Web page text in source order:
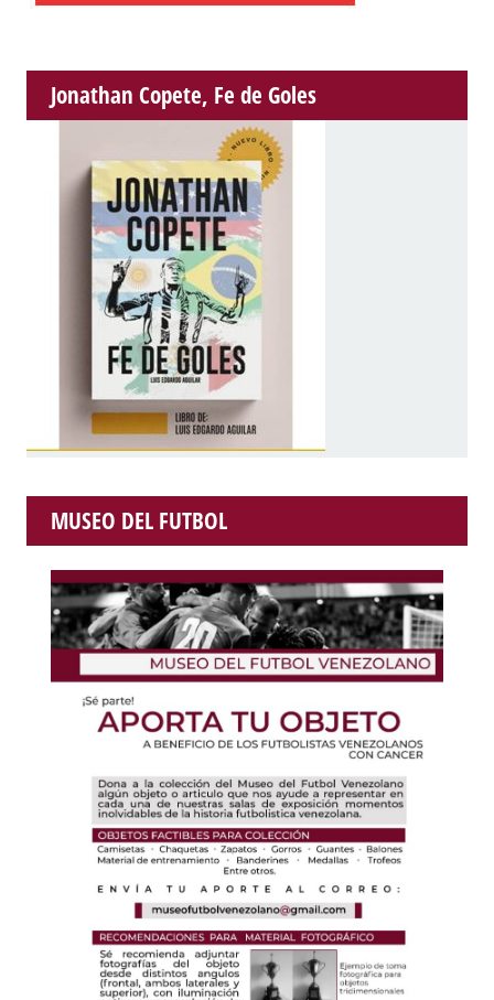
Jonathan Copete, Fe de Goles
MUSEO DEL FUTBOL